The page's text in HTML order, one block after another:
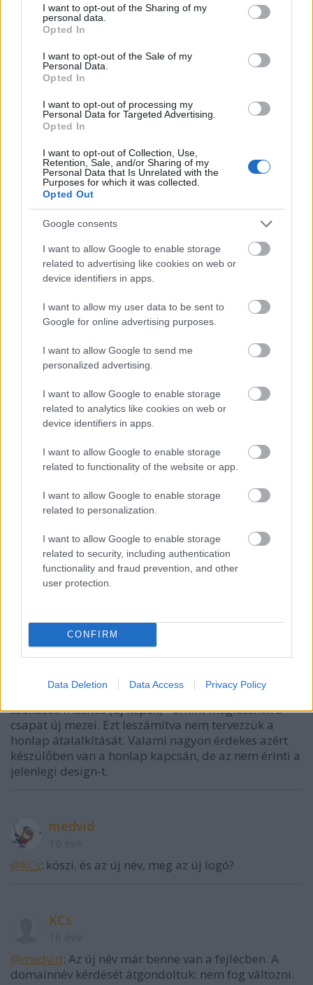
not limited to your visit or usage behaviour. You may click to
grant or deny consent to Google and its third-party tags to
use your data for below specified purposes in below Google
consent section.
I want to opt-out of the Sharing of my
personal data.
Opted In
I want to opt-out of the Sale of my
Personal Data.
Opted In
I want to opt-out of processing my
Personal Data for Targeted Advertising.
Opted In
I want to opt-out of Collection, Use,
Retention, Sale, and/or Sharing of my
Personal Data that Is Unrelated with the
Purposes for which it was collected.
Opted Out
Google consents
I want to allow Google to enable storage
related to advertising like cookies on web or
device identifiers in apps.
I want to allow my user data to be sent to
Google for online advertising purposes.
I want to allow Google to send me
personalized advertising.
I want to allow Google to enable storage
related to analytics like cookies on web or
device identifiers in apps.
I want to allow Google to enable storage
related to functionality of the website or app.
I want to allow Google to enable storage
related to personalization.
I want to allow Google to enable storage
related to security, including authentication
functionality and fraud prevention, and other
user protection.
CONFIRM
Data Deletion Data Access Privacy Policy
ülőszektorban, max. viszek magammal egy
gravírozott horgász széket csak nem vég ki vele
Gabbá:-))
16 éve
: Nem tudod véletlenül,hogy az Ős Fehérvár
városkártyával milyen kedvezmény vehető igénybe a
szezon kezdetétől? Csak mert a klub is fel van
tüntetve a kedvezményes beváltóhelyek
listáján.Köszi a választ.
KCs
16 éve
: Sajnos nem tudom, de utána fogok
járni holnap.
nagypi
@sutyi2:
Szia Sutyi!
A Jagerre szept 11-ig kell várnod sajnos, mert a
Csicsó torna alatt nem leszek itthon. De ami késik
nem múlik :)
medvid
16 éve
KCs
: A Volánhonlap fejlécén lesz majd a
szokásos frissítés (új képek) - amint meglesznek a
csapat új mezei. Ezt leszámítva nem tervezzük a
honlap átalalkítását. Valami nagyon érdekes azért
készülőben van a honlap kapcsán, de az nem érinti a
jelenlegi design-t.
medvid
@KCs: köszi. és az új név, meg az új logó?
KCs
@medvid: Az új név már benne van a fejlécben. A
domainnév kérdését átgondoltuk: nem fog változni.